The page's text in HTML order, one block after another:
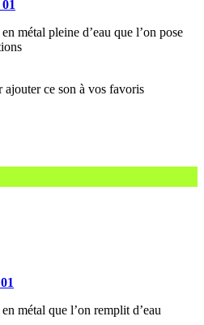
métal pleine d’eau que l’on pose
métal que l’on remplit d’eau